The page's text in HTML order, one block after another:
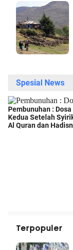
Terpopuler